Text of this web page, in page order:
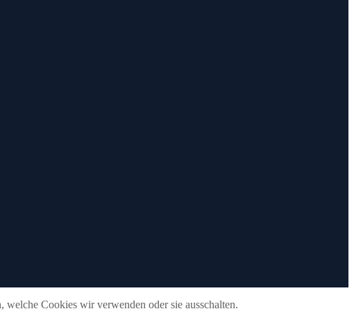
Cookies wir verwenden oder sie ausschalten.